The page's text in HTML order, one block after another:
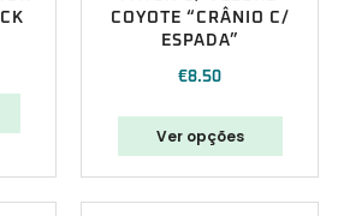
COYOTE “CRÂNIO C/
ESPADA”
€8.50
Ver opções